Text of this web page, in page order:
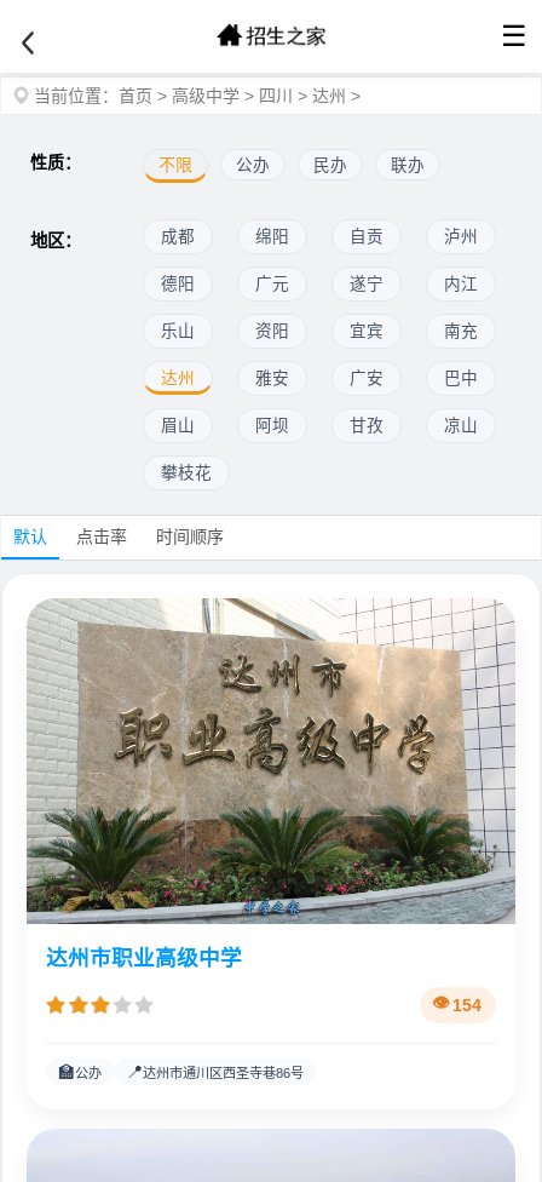
☰
当前位置： 首页 > 高级中学 > 四川 > 达州 >
性质： 不限 公办 民办 联办
地区： 成都 绵阳 自贡 泸州
德阳 广元 遂宁 内江
乐山 资阳 宜宾 南充
达州 雅安 广安 巴中
眉山 阿坝 甘孜 凉山
攀枝花
默认 点击率 时间顺序
达州市职业高级中学
154
🏫公办 📍达州市通川区西圣寺巷86号